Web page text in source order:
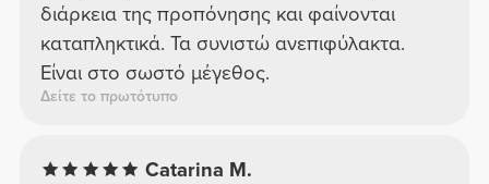
διάρκεια της προπόνησης και φαίνονται
καταπληκτικά. Τα συνιστώ ανεπιφύλακτα.
Είναι στο σωστό μέγεθος.
Δείτε το πρωτότυπο
Catarina M.